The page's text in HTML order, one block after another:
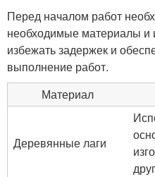
Перед началом работ
необходимые материалы и
избежать задержек и
выполнение работ.
Материал
Деревянные лаги